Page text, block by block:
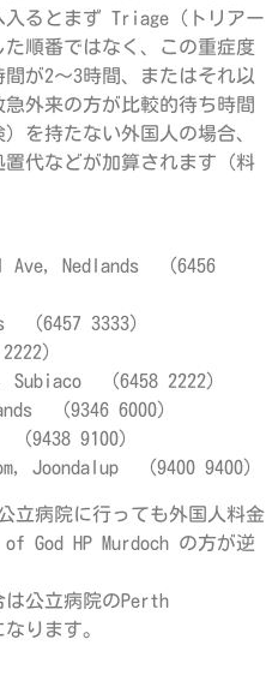
入るとまず Triage（トリアー
順番ではなく、この重症度
が2～3時間、またはそれ以
外来の方が比較的待ち時間
を持たない外国人の場合、
代などが加算されます（料
Ave, Nedlands （6456
6457 3333）
）
Subiaco （6458 2222）
（9346 6000）
9438 9100）
Joondalup （9400 9400）
立病院に行っても外国人料金
God HP Murdoch の方が逆
は公立病院のPerth
ります。